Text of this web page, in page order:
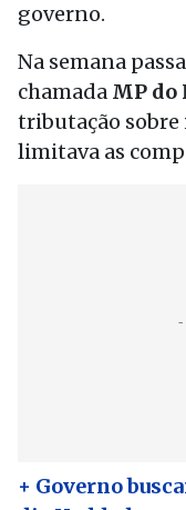
governo.
Na semana
chamada MP do
tributação sobre
limitava as
+ Governo